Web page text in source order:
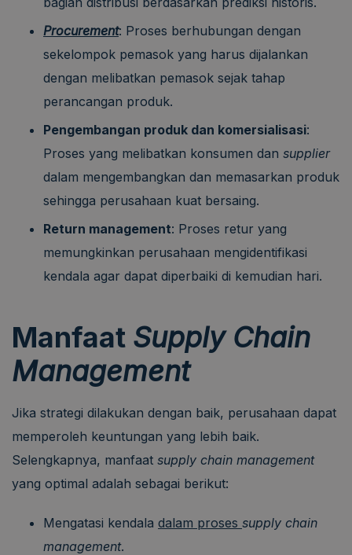
Procurement: Proses berhubungan dengan
sekelompok pemasok yang harus dijalankan
dengan melibatkan pemasok sejak tahap
perancangan produk.
Pengembangan produk dan komersialisasi:
Proses yang melibatkan konsumen dan supplier
dalam mengembangkan dan memasarkan produk
sehingga perusahaan kuat bersaing.
Return management: Proses retur yang
memungkinkan perusahaan mengidentifikasi
kendala agar dapat diperbaiki di kemudian hari.
Manfaat Supply Chain
Management
Jika strategi dilakukan dengan baik, perusahaan dapat
memperoleh keuntungan yang lebih baik.
Selengkapnya, manfaat supply chain management
yang optimal adalah sebagai berikut:
Mengatasi kendala dalam proses supply chain
management.